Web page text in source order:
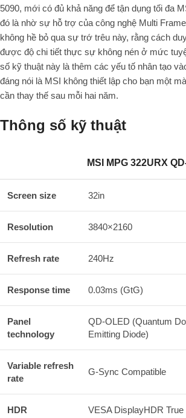
5090, mới có đủ khả năng để tận dụng tối đa
đó là nhờ sự hỗ trợ của công nghệ Multi
không hề bỏ qua sự trớ trêu này, rằng cách
được độ chi tiết thực sự không nén ở mức
số kỹ thuật này là thêm các yếu tố nhân tạo
đáng nói là MSI không thiết lập cho bạn một
cần thay thế sau mỗi hai năm.
Thông số kỹ thuật
MSI MPG 322URX
Screen size 32in
Resolution 3840×2160
Refresh rate 240Hz
Response time 0.03ms (GtG)
Panel
technology
QD-OLED (Quantum
Emitting Diode)
Variable refresh
rate
G-Sync Compatible
HDR VESA DisplayHDR